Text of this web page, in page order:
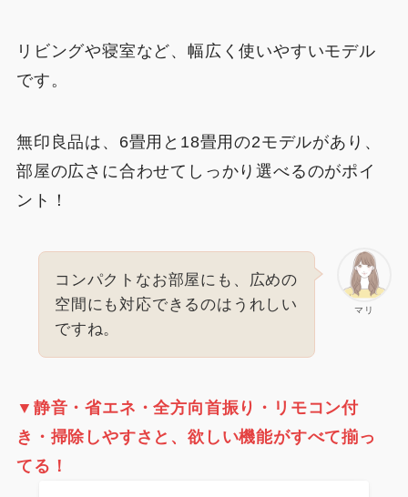
リビングや寝室など、幅広く使いやすいモデル
です。
無印良品は、6畳用と18畳用の2モデルがあり、
部屋の広さに合わせてしっかり選べるのがポイ
ント！
マリ
コンパクトなお部屋にも、広めの
空間にも対応できるのはうれしい
ですね。
▼ 静音・省エネ・全方向首振り・リモコン付
き・掃除しやすさと、 欲しい機能がすべて揃っ
てる！